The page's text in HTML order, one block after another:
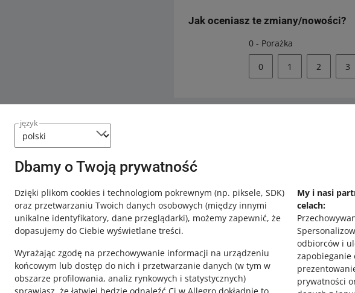
język
Dbamy o Twoją prywatność
Dzięki plikom cookies i technologiom pokrewnym (np. piksele, SDK)
oraz przetwarzaniu Twoich danych osobowych (między innymi
unikalne identyfikatory, dane przeglądarki), możemy zapewnić, że
dopasujemy do Ciebie wyświetlane treści.
Wyrażając zgodę na przechowywanie informacji na urządzeniu
końcowym lub dostęp do nich i przetwarzanie danych (w tym w
obszarze profilowania, analiz rynkowych i statystycznych)
My i nasi
celach:
odbiorców i
zapobieganie
prywatności
Jak oceniasz te zmiany/nowości?
0 - Porażka
0 1 2 3